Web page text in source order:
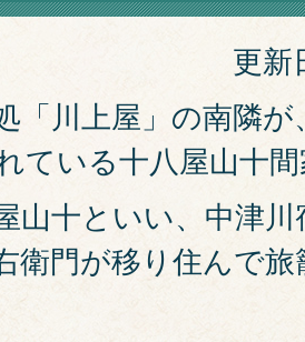
更新
「川上屋」の南隣
ている十八屋山十
山十といい、中津
衛門が移り住んで